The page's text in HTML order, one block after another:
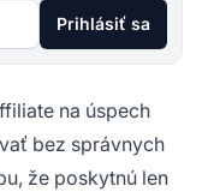
Prihlásiť sa
na úspech
bez správnych
že poskytnú len